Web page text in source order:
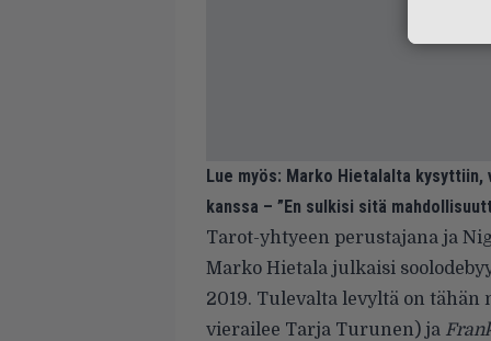
Lue myös: Marko Hietalalta kysyttiin,
kanssa – ”En sulkisi sitä
Tarot-yhtyeen perustajana ja
Marko Hietala julkaisi
2019. Tulevalta levyltä on
vierailee Tarja Turunen) ja